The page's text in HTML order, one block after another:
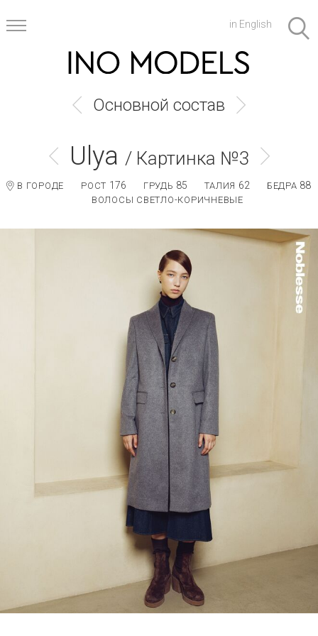
in English
Основной состав
Ulya / Картинка №3
В ГОРОДЕ РОСТ 176 ГРУДЬ 85 ТАЛИЯ 62 БЕДРА 88
ВОЛОСЫ СВЕТЛО-КОРИЧНЕВЫЕ